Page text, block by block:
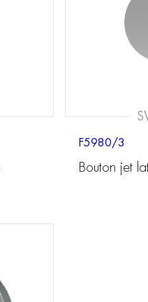
F5980/3
Bouton jet